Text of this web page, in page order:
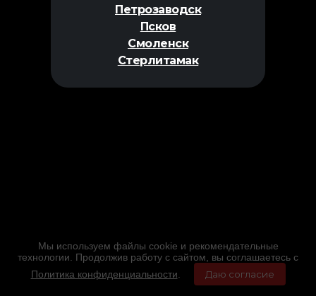
Петрозаводск
Псков
Смоленск
Стерлитамак
Мы используем файлы cookie и рекомендательные
технологии. Продолжив работу с сайтом, вы соглашаетесь с
Политика конфиденциальности
Даю согласие